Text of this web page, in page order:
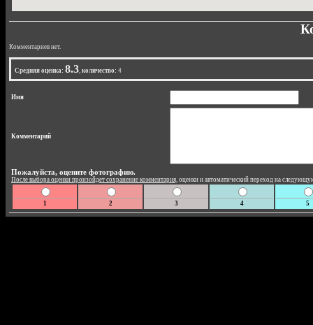
Комментариев нет.
Средняя оценка: 8.3, количество: 4
Имя
Комментарий
Пожалуйста, оцените фотографию.
После выбора оценки произойдет сохранение комментария, оценки и автоматический переход на
1 2 3 4 5